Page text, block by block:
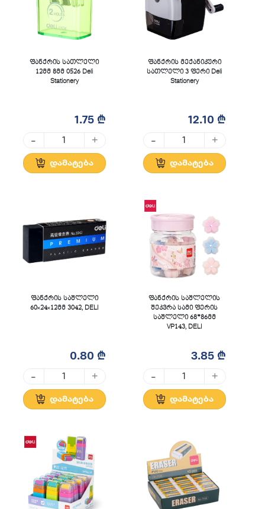
ფანქრის სათლელი
12მმ 8მმ 0526 Deli
Stationery
1.75 ₾
- +
დამატება
ფანქრის მექანიკური
სათლელი 3 ფერი Deli
Stationery
12.10 ₾
- +
დამატება
ფანქრის საშლელი
60×24×12მმ 3042, DELI
0.80 ₾
- +
დამატება
ფანქრის საშლელის
შეკვრა სამი ფერის
საშლელი 68*86მმ
VP143, DELI
3.85 ₾
- +
დამატება